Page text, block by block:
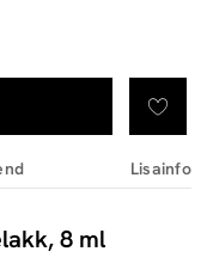
Lisainfo
8 ml